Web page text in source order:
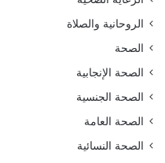
الروحانية والصلاة
الصحة
الصحة الإنجابية
الصحة الجنسية
الصحة العامة
الصحة النسائية